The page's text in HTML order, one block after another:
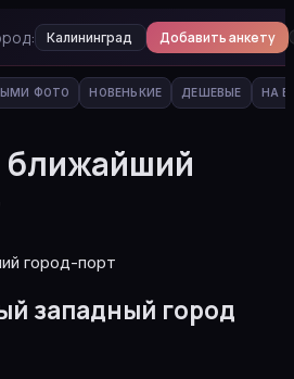
Калининград Добавить анкету
ФОТО НОВЕНЬКИЕ ДЕШЕВЫЕ НА
ближайший
западный город